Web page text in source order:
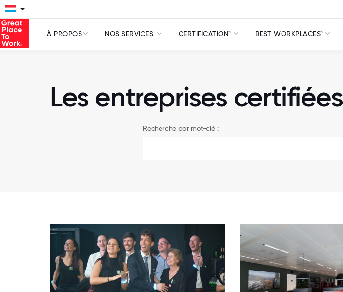
À PROPOS NOS SERVICES CERTIFICATION™ BEST WORKPLACES™
Les entreprises certifiées
Recherche par mot-clé :